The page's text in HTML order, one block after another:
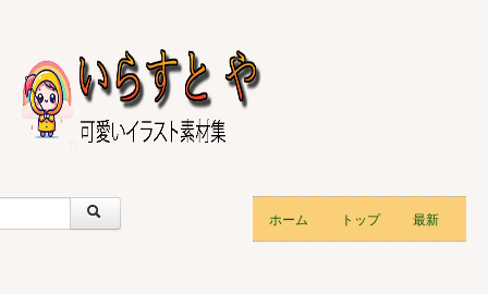
ホーム トップ 最新